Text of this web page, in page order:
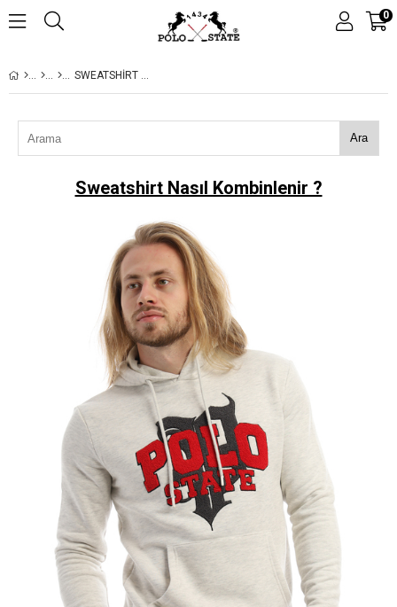
0
SWEATSHIRT NASIL KOMBINLENIR ?
Ara
Sweatshirt Nasıl Kombinlenir ?